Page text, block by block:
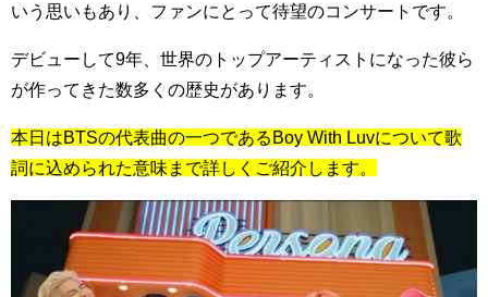
いう思いもあり、ファンにとって待望のコンサートです。
デビューして9年、世界のトップアーティストになった彼ら
が作ってきた数多くの歴史があります。
本日はBTSの代表曲の一つであるBoy With Luvについて歌
詞に込められた意味まで詳しくご紹介します。